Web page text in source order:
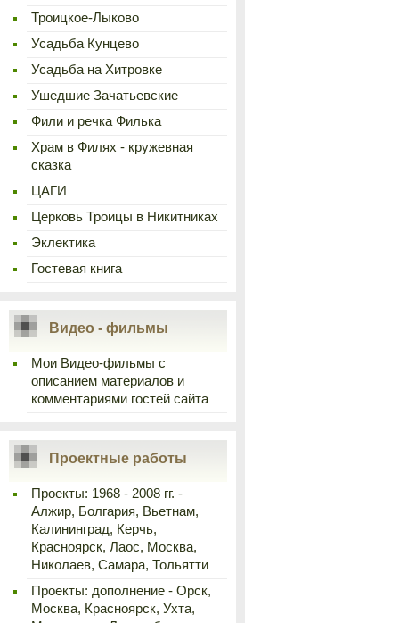
Троицкое-Лыково
Усадьба Кунцево
Усадьба на Хитровке
Ушедшие Зачатьевские
Фили и речка Филька
Храм в Филях - кружевная
сказка
ЦАГИ
Церковь Троицы в Никитниках
Эклектика
Гостевая книга
Видео - фильмы
Мои Видео-фильмы с
описанием материалов и
комментариями гостей сайта
Проектные работы
Проекты: 1968 - 2008 гг. -
Алжир, Болгария, Вьетнам,
Калининград, Керчь,
Красноярск, Лаос, Москва,
Николаев, Самара, Тольятти
Проекты: дополнение - Орск,
Москва, Красноярск, Ухта,